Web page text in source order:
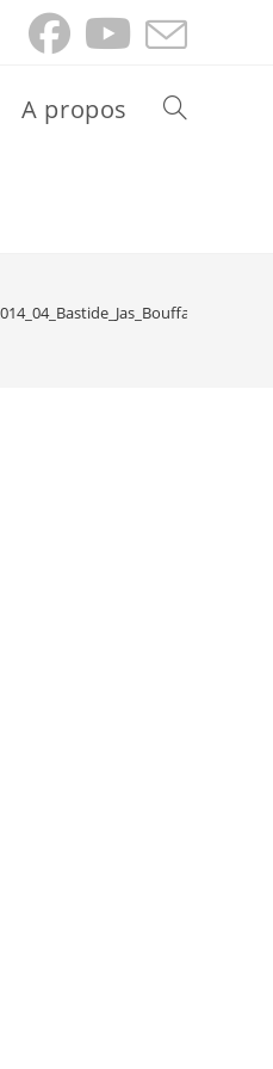
A propos Toggle